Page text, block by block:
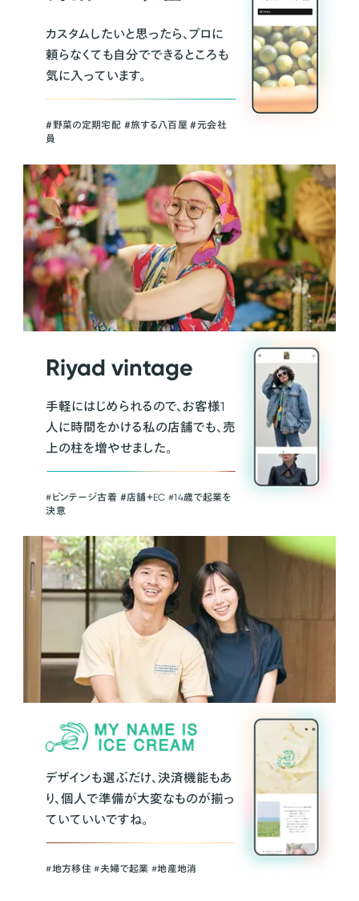
カスタムしたいと思ったら、プロに
頼らなくても自分でできるところも
気に入っています。
＃野菜の定期宅配 ＃旅する八百屋 ＃元会社
員
Riyad vintage
手軽にはじめられるので、お客様1
人に時間をかける私の店舗でも、売
上の柱を増やせました。
#ビンテージ古着 ＃店舗＋EC #14歳で起業を
決意
デザインも選ぶだけ、決済機能もあ
り、個人で準備が大変なものが揃っ
ていていいですね。
#地方移住 #夫婦で起業 #地産地消